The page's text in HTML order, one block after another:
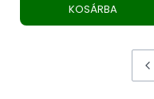
KOSÁRBA